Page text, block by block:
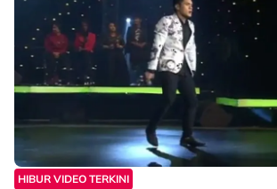
HIBUR VIDEO TERKINI